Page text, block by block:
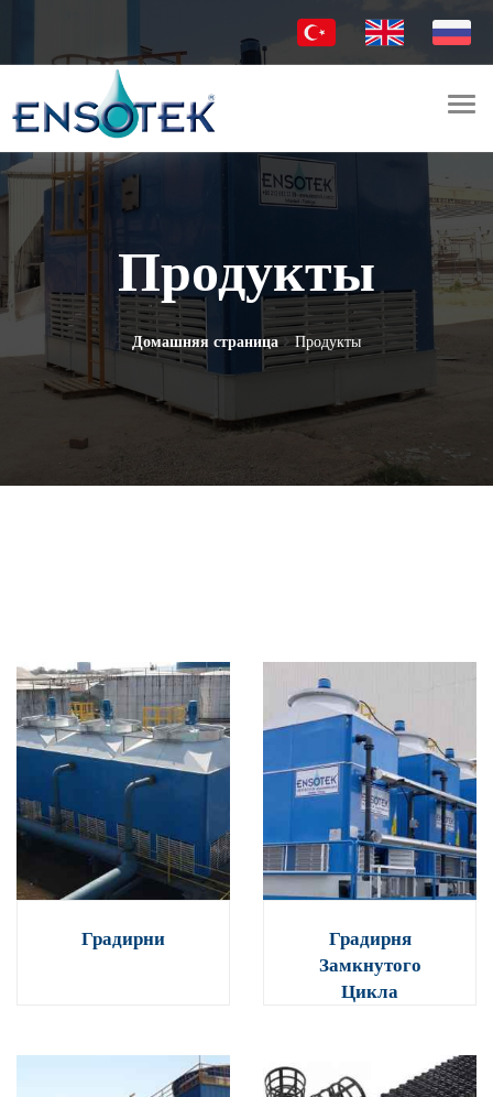
Продукты
Домашняя страница Продукты
Градирни
Градирня
Замкнутого
Цикла